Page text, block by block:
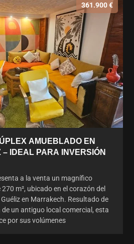
361.900 €
AMUEBLADO EN
IDEAL PARA INVERSIÓN
a la venta un magnífico
m², ubicado en el corazón del
en Marrakech. Resultado de
un antiguo local comercial, esta
por sus volúmenes